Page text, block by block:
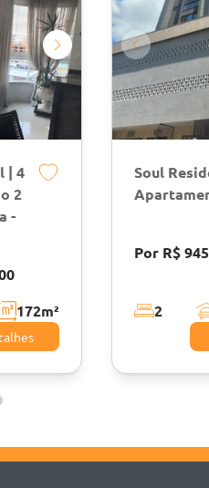
| 4
2
-
172m²
Soul
Por R$
2